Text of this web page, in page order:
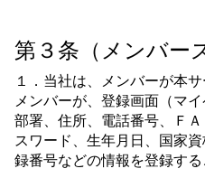
第３条（メンバー
１．当社は、メンバーが本
メンバーが、登録画面（マ
部署、住所、電話番号、Ｆ
スワード、生年月日、国家
録番号などの情報を登録する